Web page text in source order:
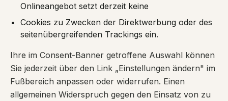
Onlineangebot setzt derzeit keine
Cookies zu Zwecken der Direktwerbung oder des
seitenübergreifenden Trackings ein.
Ihre im Consent-Banner getroffene Auswahl können
Sie jederzeit über den Link „Einstellungen ändern" im
Fußbereich anpassen oder widerrufen. Einen
allgemeinen Widerspruch gegen den Einsatz von zu